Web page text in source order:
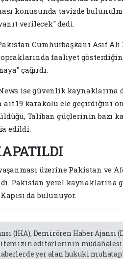
konusunda tavizde
verilecek" dedi.
Cumhurbaşkanı Asıf Ali
faaliyet
çağırdı.
ise güvenlik kaynaklarına
19 karakolu ele geçirdiğini
Taliban güçlerinin bazı
edildi.
üzerine Pakistan ve
Pakistan yerel kaynaklarına
da bulunuyor.
(İHA), Demirören Haber Ajansı
editörlerinin müdahalesi
yer alan hukuki